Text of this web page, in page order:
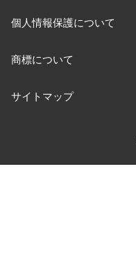
個人情報保護について
商標について
サイトマップ